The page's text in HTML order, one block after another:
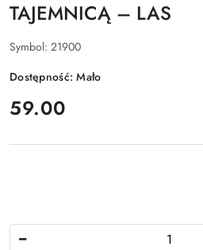
TAJEMNICĄ – LAS
Symbol: 21900
Dostępność:Mało
cena:
59.00